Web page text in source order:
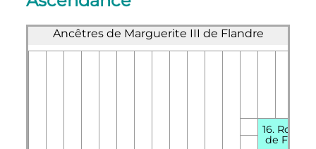
Ancêtres de Marguerite III de Flandre
16. Robert
de